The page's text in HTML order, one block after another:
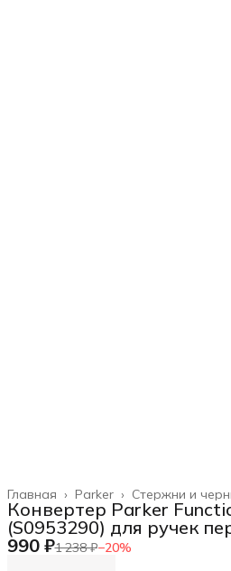
Стержни и
Parker ›
Главная ›
Конвертер Parker
(S0953290) для ручек
990 ₽1 238 ₽−20%